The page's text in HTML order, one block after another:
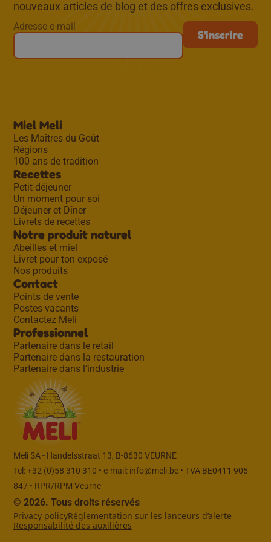
nouveaux articles de blog et des offres exclusives.
Adresse e-mail
Miel Meli
Les Maîtres du Goût
Régions
100 ans de tradition
Recettes
Petit-déjeuner
Un moment pour soi
Déjeuner et Dîner
Livrets de recettes
Notre produit naturel
Abeilles et miel
Livret pour ton exposé
Nos produits
Contact
Points de vente
Postes vacants
Contactez Meli
Professionnel
Partenaire dans le retail
Partenaire dans la restauration
Partenaire dans l’industrie
Meli SA - Handelsstraat 13, B-8630 VEURNE
Tel: +32 (0)58 310 310 • e-mail: info@meli.be• TVA BE0411 905
847 • RPR/RPM Veurne
© 2026. Tous droits réservés
Privacy policyRéglementation sur les lanceurs d’alerte
Responsabilité des auxilières